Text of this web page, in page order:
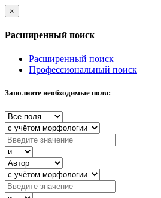
×
Расширенный поиск
Расширенный поиск
Профессиональный поиск
Заполните необходимые поля: